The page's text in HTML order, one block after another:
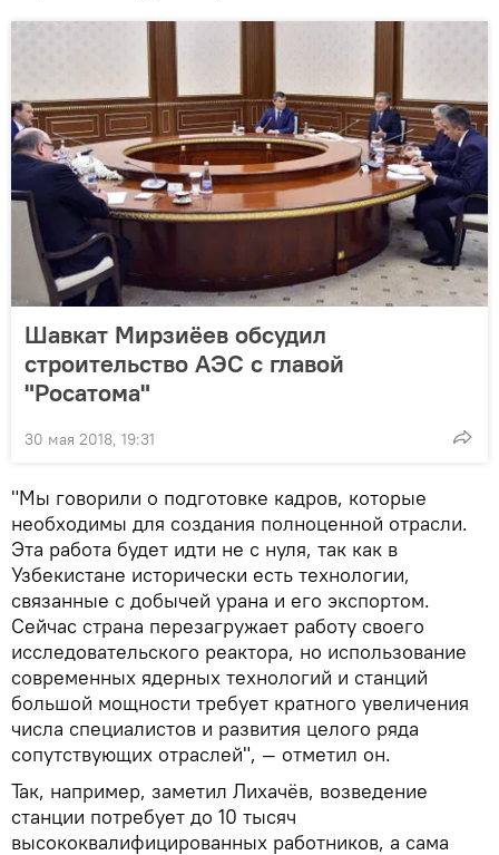
Шавкат Мирзиёев обсудил
строительство АЭС с главой
"Росатома"
30 мая 2018, 19:31
"Мы говорили о подготовке кадров, которые
необходимы для создания полноценной отрасли.
Эта работа будет идти не с нуля, так как в
Узбекистане исторически есть технологии,
связанные с добычей урана и его экспортом.
Сейчас страна перезагружает работу своего
исследовательского реактора, но использование
современных ядерных технологий и станций
большой мощности требует кратного увеличения
числа специалистов и развития целого ряда
сопутствующих отраслей", — отметил он.
Так, например, заметил Лихачёв, возведение
станции потребует до 10 тысяч
высококвалифицированных работников, а сама